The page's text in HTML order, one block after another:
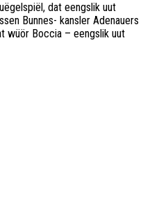
dat eengslik uut
Bunnes- kansler Adenauers
wüör Boccia – eengslik uut